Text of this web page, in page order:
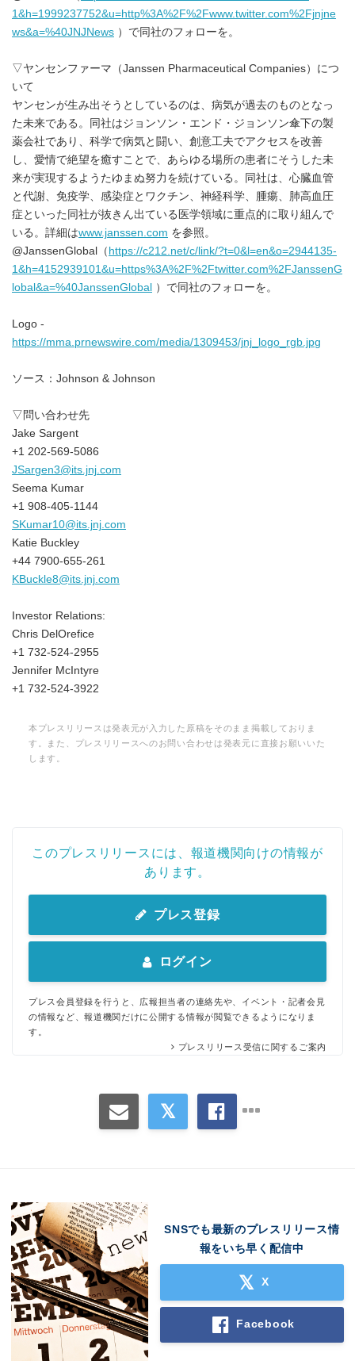
1&h=1999237752&u=http%3A%2F%2Fwww.twitter.com%2Fjnjne
ws&a=%40JNJNews ）で同社のフォローを。
▽ヤンセンファーマ（Janssen Pharmaceutical Companies）につ
いて
ヤンセンが生み出そうとしているのは、病気が過去のものとなっ
た未来である。同社はジョンソン・エンド・ジョンソン傘下の製
薬会社であり、科学で病気と闘い、創意工夫でアクセスを改善
し、愛情で絶望を癒すことで、あらゆる場所の患者にそうした未
来が実現するようたゆまぬ努力を続けている。同社は、心臓血管
と代謝、免疫学、感染症とワクチン、神経科学、腫瘍、肺高血圧
症といった同社が抜きん出ている医学領域に重点的に取り組んで
いる。詳細はwww.janssen.com を参照。
@JanssenGlobal（ https://c212.net/c/link/?t=0&l=en&o=2944135-
1&h=4152939101&u=https%3A%2F%2Ftwitter.com%2FJanssenG
lobal&a=%40JanssenGlobal ）で同社のフォローを。
Logo -
https://mma.prnewswire.com/media/1309453/jnj_logo_rgb.jpg
ソース：Johnson & Johnson
▽問い合わせ先
Jake Sargent
+1 202-569-5086
JSargen3@its.jnj.com
Seema Kumar
+1 908-405-1144
SKumar10@its.jnj.com
Katie Buckley
+44 7900-655-261
KBuckle8@its.jnj.com
Investor Relations:
Chris DelOrefice
+1 732-524-2955
Jennifer McIntyre
+1 732-524-3922
本プレスリリースは発表元が入力した原稿をそのまま掲載しておりま
す。また、プレスリリースへのお問い合わせは発表元に直接お願いいた
します。
このプレスリリースには、報道機関向けの情報が
あります。
プレス登録
ログイン
プレス会員登録を行うと、広報担当者の連絡先や、イベント・記者会見
の情報など、報道機関だけに公開する情報が閲覧できるようになりま
す。
プレスリリース受信に関するご案内
SNSでも最新のプレスリリース情
報をいち早く配信中
X
Facebook